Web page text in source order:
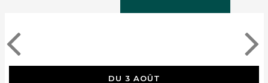
DU 3 AOÛT